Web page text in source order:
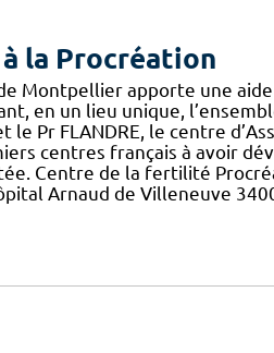
la Procréation
Montpellier apporte une
en un lieu unique,
le Pr FLANDRE, le centre
centres français à avoir
Centre de la fertilité
Arnaud de Villeneuve